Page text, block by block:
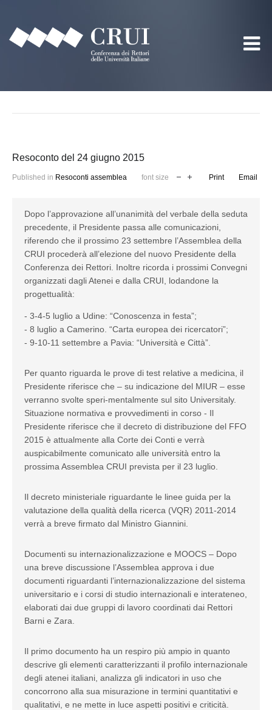
Resoconto del 24 giugno 2015
Published in Resoconti assemblea font size Print Email
Dopo l’approvazione all’unanimità del verbale della seduta
precedente, il Presidente passa alle comunicazioni,
riferendo che il prossimo 23 settembre l’Assemblea della
CRUI procederà all’elezione del nuovo Presidente della
Conferenza dei Rettori. Inoltre ricorda i prossimi Convegni
organizzati dagli Atenei e dalla CRUI, lodandone la
progettualità:
- 3-4-5 luglio a Udine: “Conoscenza in festa”;
- 8 luglio a Camerino. “Carta europea dei ricercatori”;
- 9-10-11 settembre a Pavia: “Università e Città”.
Per quanto riguarda le prove di test relative a medicina, il
Presidente riferisce che – su indicazione del MIUR – esse
verranno svolte speri-mentalmente sul sito Universitaly.
Situazione normativa e provvedimenti in corso - Il
Presidente riferisce che il decreto di distribuzione del FFO
2015 è attualmente alla Corte dei Conti e verrà
auspicabilmente comunicato alle università entro la
prossima Assemblea CRUI prevista per il 23 luglio.
Il decreto ministeriale riguardante le linee guida per la
valutazione della qualità della ricerca (VQR) 2011-2014
verrà a breve firmato dal Ministro Giannini.
Documenti su internazionalizzazione e MOOCS – Dopo
una breve discussione l’Assemblea approva i due
documenti riguardanti l’internazionalizzazione del sistema
universitario e i corsi di studio internazionali e interateneo,
elaborati dai due gruppi di lavoro coordinati dai Rettori
Barni e Zara.
Il primo documento ha un respiro più ampio in quanto
descrive gli elementi caratterizzanti il profilo internazionale
degli atenei italiani, analizza gli indicatori in uso che
concorrono alla sua misurazione in termini quantitativi e
qualitativi, e ne mette in luce aspetti positivi e criticità.